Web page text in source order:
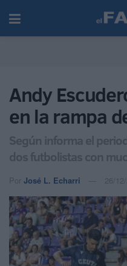
Andy
en la rampa
Según informa el
dos futbolistas con
Por José L. Echarri 26/